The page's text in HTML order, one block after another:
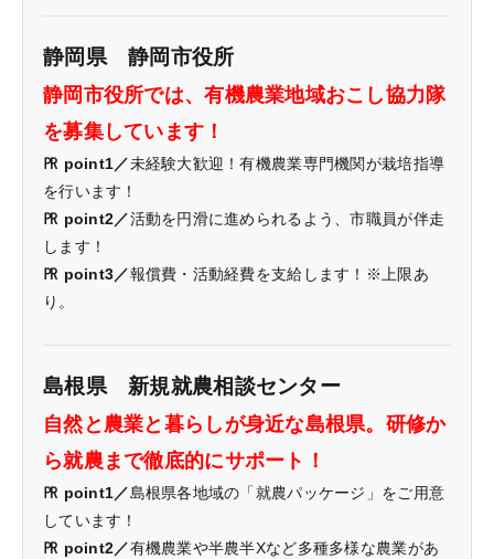
静岡県 静岡市役所
静岡市役所では、有機農業地域おこし協力隊
を募集しています！
㏚ point1／未経験大歓迎！有機農業専門機関が栽培指導
を行います！
㏚ point2／活動を円滑に進められるよう、市職員が伴走
します！
㏚ point3／報償費・活動経費を支給します！※上限あ
り。
島根県 新規就農相談センター
自然と農業と暮らしが身近な島根県。研修か
ら就農まで徹底的にサポート！
㏚ point1／島根県各地域の「就農パッケージ」をご用意
しています！
㏚ point2／有機農業や半農半Xなど多種多様な農業があ